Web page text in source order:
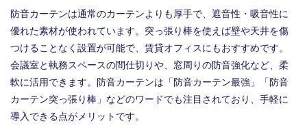
防音カーテンは通常のカーテンよりも厚手で、遮音性・吸音性に
優れた素材が使われています。突っ張り棒を使えば壁や天井を傷
つけることなく設置が可能で、賃貸オフィスにもおすすめです。
会議室と執務スペースの間仕切りや、窓周りの防音強化など、柔
軟に活用できます。防音カーテンは「防音カーテン最強」「防音
カーテン突っ張り棒」などのワードでも注目されており、手軽に
導入できる点がメリットです。